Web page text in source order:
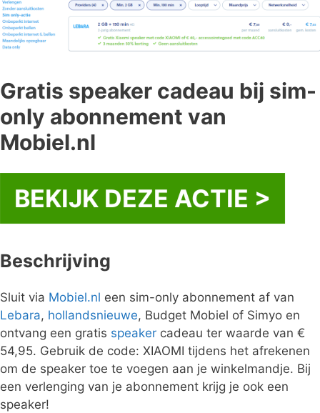
Gratis speaker cadeau bij sim-
only abonnement van
Mobiel.nl
BEKIJK DEZE ACTIE >
Beschrijving
Sluit via Mobiel.nl een sim-only abonnement af van
Lebara, hollandsnieuwe, Budget Mobiel of Simyo en
ontvang een gratis speaker cadeau ter waarde van €
54,95. Gebruik de code: XIAOMI tijdens het afrekenen
om de speaker toe te voegen aan je winkelmandje. Bij
een verlenging van je abonnement krijg je ook een
speaker!